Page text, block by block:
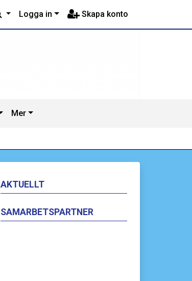
Logga in Skapa konto
Mer
AKTUELLT
SAMARBETSPARTNER